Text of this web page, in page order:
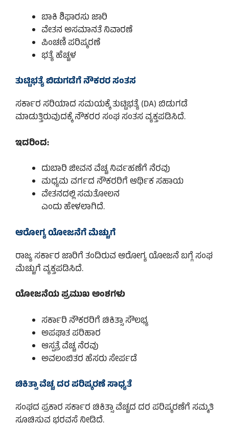
ಬಾಕಿ ಶಿಫಾರಸು ಜಾರಿ
ವೇತನ ಅಸಮಾನತೆ ನಿವಾರಣೆ
ಪಿಂಚಣಿ ಪರಿಷ್ಕರಣೆ
ಭತ್ಯೆ ಹೆಚ್ಚಳ
ತುಟ್ಟಿಭತ್ಯೆ ಬಿಡುಗಡೆಗೆ ನೌಕರರ ಸಂತಸ
ಸರ್ಕಾರ ಸರಿಯಾದ ಸಮಯಕ್ಕೆ ತುಟ್ಟಿಭತ್ಯೆ (DA) ಬಿಡುಗಡೆ
ಮಾಡುತ್ತಿರುವುದಕ್ಕೆ ನೌಕರರ ಸಂಘ ಸಂತಸ ವ್ಯಕ್ತಪಡಿಸಿದೆ.
ಇದರಿಂದ:
ದುಬಾರಿ ಜೀವನ ವೆಚ್ಚ ನಿರ್ವಹಣೆಗೆ ನೆರವು
ಮಧ್ಯಮ ವರ್ಗದ ನೌಕರರಿಗೆ ಆರ್ಥಿಕ ಸಹಾಯ
ವೇತನದಲ್ಲಿ ಸಮತೋಲನ
ಎಂದು ಹೇಳಲಾಗಿದೆ.
ಆರೋಗ್ಯ ಯೋಜನೆಗೆ ಮೆಚ್ಚುಗೆ
ರಾಜ್ಯ ಸರ್ಕಾರ ಜಾರಿಗೆ ತಂದಿರುವ ಆರೋಗ್ಯ ಯೋಜನೆ ಬಗ್ಗೆ ಸಂಘ
ಮೆಚ್ಚುಗೆ ವ್ಯಕ್ತಪಡಿಸಿದೆ.
ಯೋಜನೆಯ ಪ್ರಮುಖ ಅಂಶಗಳು
ಸರ್ಕಾರಿ ನೌಕರರಿಗೆ ಚಿಕಿತ್ಸಾ ಸೌಲಭ್ಯ
ಅಪಘಾತ ಪರಿಹಾರ
ಆಸ್ಪತ್ರೆ ವೆಚ್ಚ ನೆರವು
ಅವಲಂಬಿತರ ಹೆಸರು ಸೇರ್ಪಡೆ
ಚಿಕಿತ್ಸಾ ವೆಚ್ಚ ದರ ಪರಿಷ್ಕರಣೆ ಸಾಧ್ಯತೆ
ಸಂಘದ ಪ್ರಕಾರ ಸರ್ಕಾರ ಚಿಕಿತ್ಸಾ ವೆಚ್ಚದ ದರ ಪರಿಷ್ಕರಣೆಗೆ ಸಮ್ಮತಿ
ಸೂಚಿಸುವ ಭರವಸೆ ನೀಡಿದೆ.